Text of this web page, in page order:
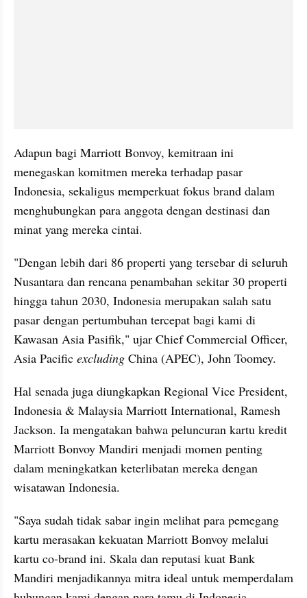
Adapun bagi Marriott Bonvoy, kemitraan ini
menegaskan komitmen mereka terhadap pasar
Indonesia, sekaligus memperkuat fokus brand dalam
menghubungkan para anggota dengan destinasi dan
minat yang mereka cintai.
"Dengan lebih dari 86 properti yang tersebar di seluruh
Nusantara dan rencana penambahan sekitar 30 properti
hingga tahun 2030, Indonesia merupakan salah satu
pasar dengan pertumbuhan tercepat bagi kami di
Kawasan Asia Pasifik," ujar Chief Commercial Officer,
Asia Pacific excluding China (APEC), John Toomey.
Hal senada juga diungkapkan Regional Vice President,
Indonesia & Malaysia Marriott International, Ramesh
Jackson. Ia mengatakan bahwa peluncuran kartu kredit
Marriott Bonvoy Mandiri menjadi momen penting
dalam meningkatkan keterlibatan mereka dengan
wisatawan Indonesia.
"Saya sudah tidak sabar ingin melihat para pemegang
kartu merasakan kekuatan Marriott Bonvoy melalui
kartu co-brand ini. Skala dan reputasi kuat Bank
Mandiri menjadikannya mitra ideal untuk memperdalam